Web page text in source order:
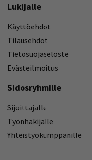
Lukijalle
Käyttöehdot
Tilausehdot
Tietosuojaseloste
Evästeilmoitus
Sidosryhmille
Sijoittajalle
Työnhakijalle
Yhteistyökumppanille